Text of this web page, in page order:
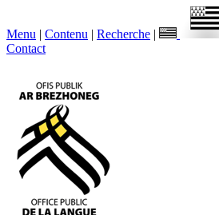
Menu | Contenu | Recherche |
Contact